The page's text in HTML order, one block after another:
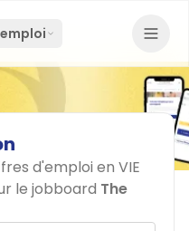
d'emploi en VIE
le jobboard The
ou entreprise